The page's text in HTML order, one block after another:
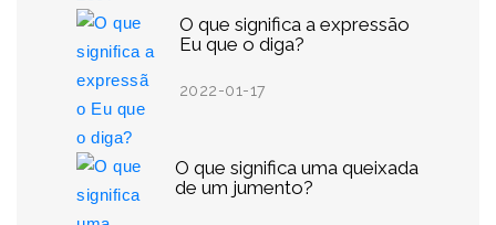
O que significa a expressão
Eu que o diga?
2022-01-17
O que significa uma queixada
de um jumento?